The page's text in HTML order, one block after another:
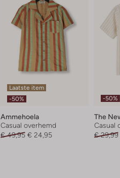
Laatste item
-50%
Ammehoela
Casual overhemd
€ 49,95 € 24,95
-50%
The
Casual
€ 29,99